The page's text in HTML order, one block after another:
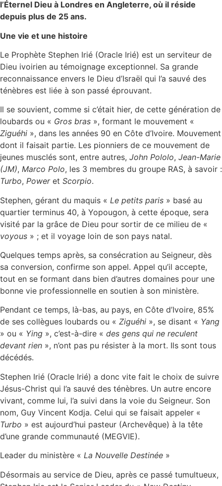
l’Éternel Dieu à Londres en Angleterre, où il réside
depuis plus de 25 ans.
Une vie et une histoire
Le Prophète Stephen Irié (Oracle Irié) est un serviteur de
Dieu ivoirien au témoignage exceptionnel. Sa grande
reconnaissance envers le Dieu d’Israël qui l’a sauvé des
ténèbres est liée à son passé éprouvant.
Il se souvient, comme si c’était hier, de cette génération de
loubards ou « Gros bras », formant le mouvement «
Ziguéhi », dans les années 90 en Côte d’Ivoire. Mouvement
dont il faisait partie. Les pionniers de ce mouvement de
jeunes musclés sont, entre autres, John Pololo, Jean-Marie
(JM), Marco Polo, les 3 membres du groupe RAS, à savoir :
Turbo, Poweret Scorpio.
Stephen, gérant du maquis « Le petits paris » basé au
quartier terminus 40, à Yopougon, à cette époque, sera
visité par la grâce de Dieu pour sortir de ce milieu de «
voyous » ; et il voyage loin de son pays natal.
Quelques temps après, sa consécration au Seigneur, dès
sa conversion, confirme son appel. Appel qu’il accepte,
tout en se formant dans bien d’autres domaines pour une
bonne vie professionnelle en soutien à son ministère.
Pendant ce temps, là-bas, au pays, en Côte d’Ivoire, 85%
de ses collègues loubards ou « Ziguéhi », se disant « Yang
» ou « Ying », c’est-à-dire « des gens qui ne reculent
devant rien », n’ont pas pu résister à la mort. Ils sont tous
décédés.
Stephen Irié (Oracle Irié) a donc vite fait le choix de suivre
Jésus-Christ qui l’a sauvé des ténèbres. Un autre encore
vivant, comme lui, l’a suivi dans la voie du Seigneur. Son
nom, Guy Vincent Kodja. Celui qui se faisait appeler «
Turbo » est aujourd’hui pasteur (Archevêque) à la tête
d’une grande communauté (MEGVIE).
Leader du ministère « La Nouvelle Destinée »
Désormais au service de Dieu, après ce passé tumultueux,